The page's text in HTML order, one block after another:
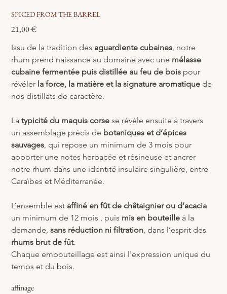
SPICED FROM THE BARREL
Prix
21,00 €
Issu de la tradition des aguardiente cubaines , notre
rhum prend naissance au domaine avec une mélasse
cubaine fermentée puis distillée au feu de bois pour
révéler la force, la matière et la signature aromatique de
nos distillats de caractère.
La typicité du maquis corse se révèle ensuite à travers
un assemblage précis de botaniques et d’épices
sauvages , qui repose un minimum de 3 mois pour
apporter une notes herbacée et résineuse et ancrer
notre rhum dans une identité insulaire singulière, entre
Caraïbes et Méditerranée.
L’ensemble est affiné en fût de châtaignier ou d’acacia
un minimum de 12 mois
, puis mis en bouteille à la
demande, sans réduction ni filtration , dans l’esprit des
rhums brut de fût.
Chaque embouteillage est ainsi l'expression unique du
temps et du bois.
affinage